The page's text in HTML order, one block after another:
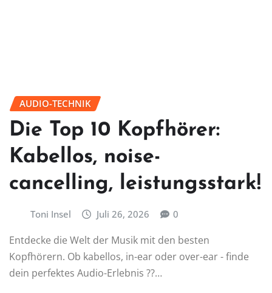
AUDIO-TECHNIK
Die Top 10 Kopfhörer:
Kabellos, noise-
cancelling, leistungsstark!
Toni Insel Juli 26, 2026 0
Entdecke die Welt der Musik mit den besten
Kopfhörern. Ob kabellos, in-ear oder over-ear - finde
dein perfektes Audio-Erlebnis ??…